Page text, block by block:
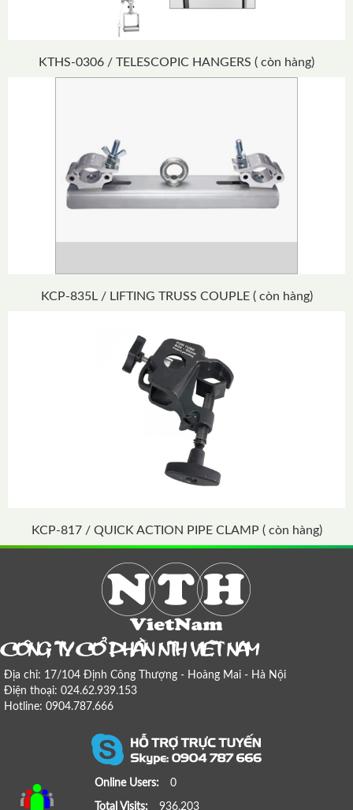
KTHS-0306 / TELESCOPIC HANGERS ( còn hàng)
KCP-835L / LIFTING TRUSS COUPLE ( còn hàng)
KCP-817 / QUICK ACTION PIPE CLAMP ( còn hàng)
COÂNG TY COÅ PHAÀN NTH VIEÄT NAM
Địa chỉ: 17/104 Định Công Thượng - Hoàng Mai - Hà Nội
Điện thoại: 024.62.939.153
Hotline: 0904.787.666
Online Users: 0
Total Visits: 936,203